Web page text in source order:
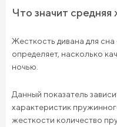
Что значит средняя
Жесткость дивана для
определяет, насколько
ночью.
Данный показатель
характеристик
жесткости количество